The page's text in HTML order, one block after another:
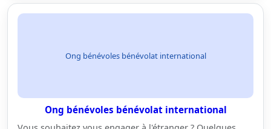
Ong bénévoles bénévolat international
Ong bénévoles bénévolat international